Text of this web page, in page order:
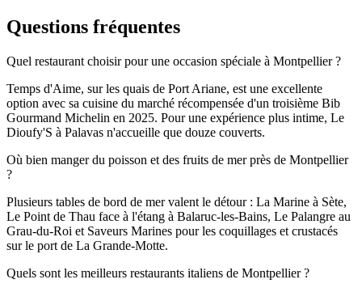
Questions fréquentes
Quel restaurant choisir pour une occasion spéciale à Montpellier ?
Temps d'Aime, sur les quais de Port Ariane, est une excellente
option avec sa cuisine du marché récompensée d'un troisième Bib
Gourmand Michelin en 2025. Pour une expérience plus intime, Le
Dioufy'S à Palavas n'accueille que douze couverts.
Où bien manger du poisson et des fruits de mer près de Montpellier
?
Plusieurs tables de bord de mer valent le détour : La Marine à Sète,
Le Point de Thau face à l'étang à Balaruc-les-Bains, Le Palangre au
Grau-du-Roi et Saveurs Marines pour les coquillages et crustacés
sur le port de La Grande-Motte.
Quels sont les meilleurs restaurants italiens de Montpellier ?